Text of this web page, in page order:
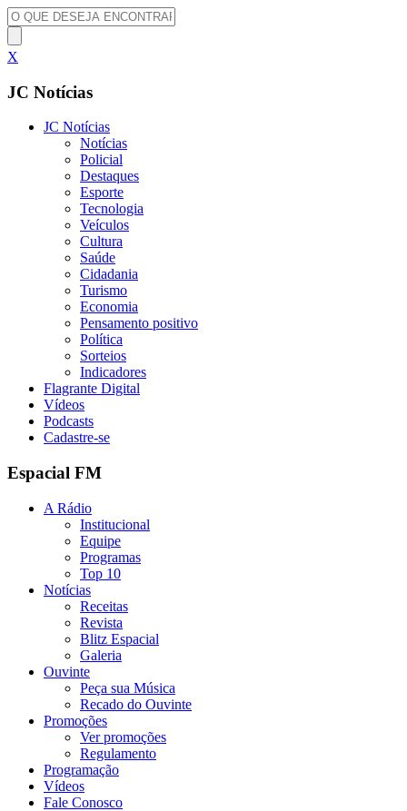
X
JC Notícias
JC Notícias
Notícias
Policial
Destaques
Esporte
Tecnologia
Veículos
Cultura
Saúde
Cidadania
Turismo
Economia
Pensamento positivo
Política
Sorteios
Indicadores
Flagrante Digital
Vídeos
Podcasts
Cadastre-se
Espacial FM
A Rádio
Institucional
Equipe
Programas
Top 10
Notícias
Receitas
Revista
Blitz Espacial
Galeria
Ouvinte
Peça sua Música
Recado do Ouvinte
Promoções
Ver promoções
Regulamento
Programação
Vídeos
Fale Conosco